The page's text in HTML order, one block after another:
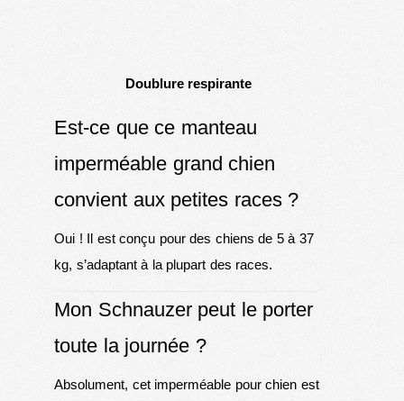
Doublure respirante
Est-ce que ce manteau
imperméable grand chien
convient aux petites races ?
Oui ! Il est conçu pour des chiens de 5 à 37
kg, s’adaptant à la plupart des races.
Mon Schnauzer peut le porter
toute la journée ?
Absolument, cet imperméable pour chien est